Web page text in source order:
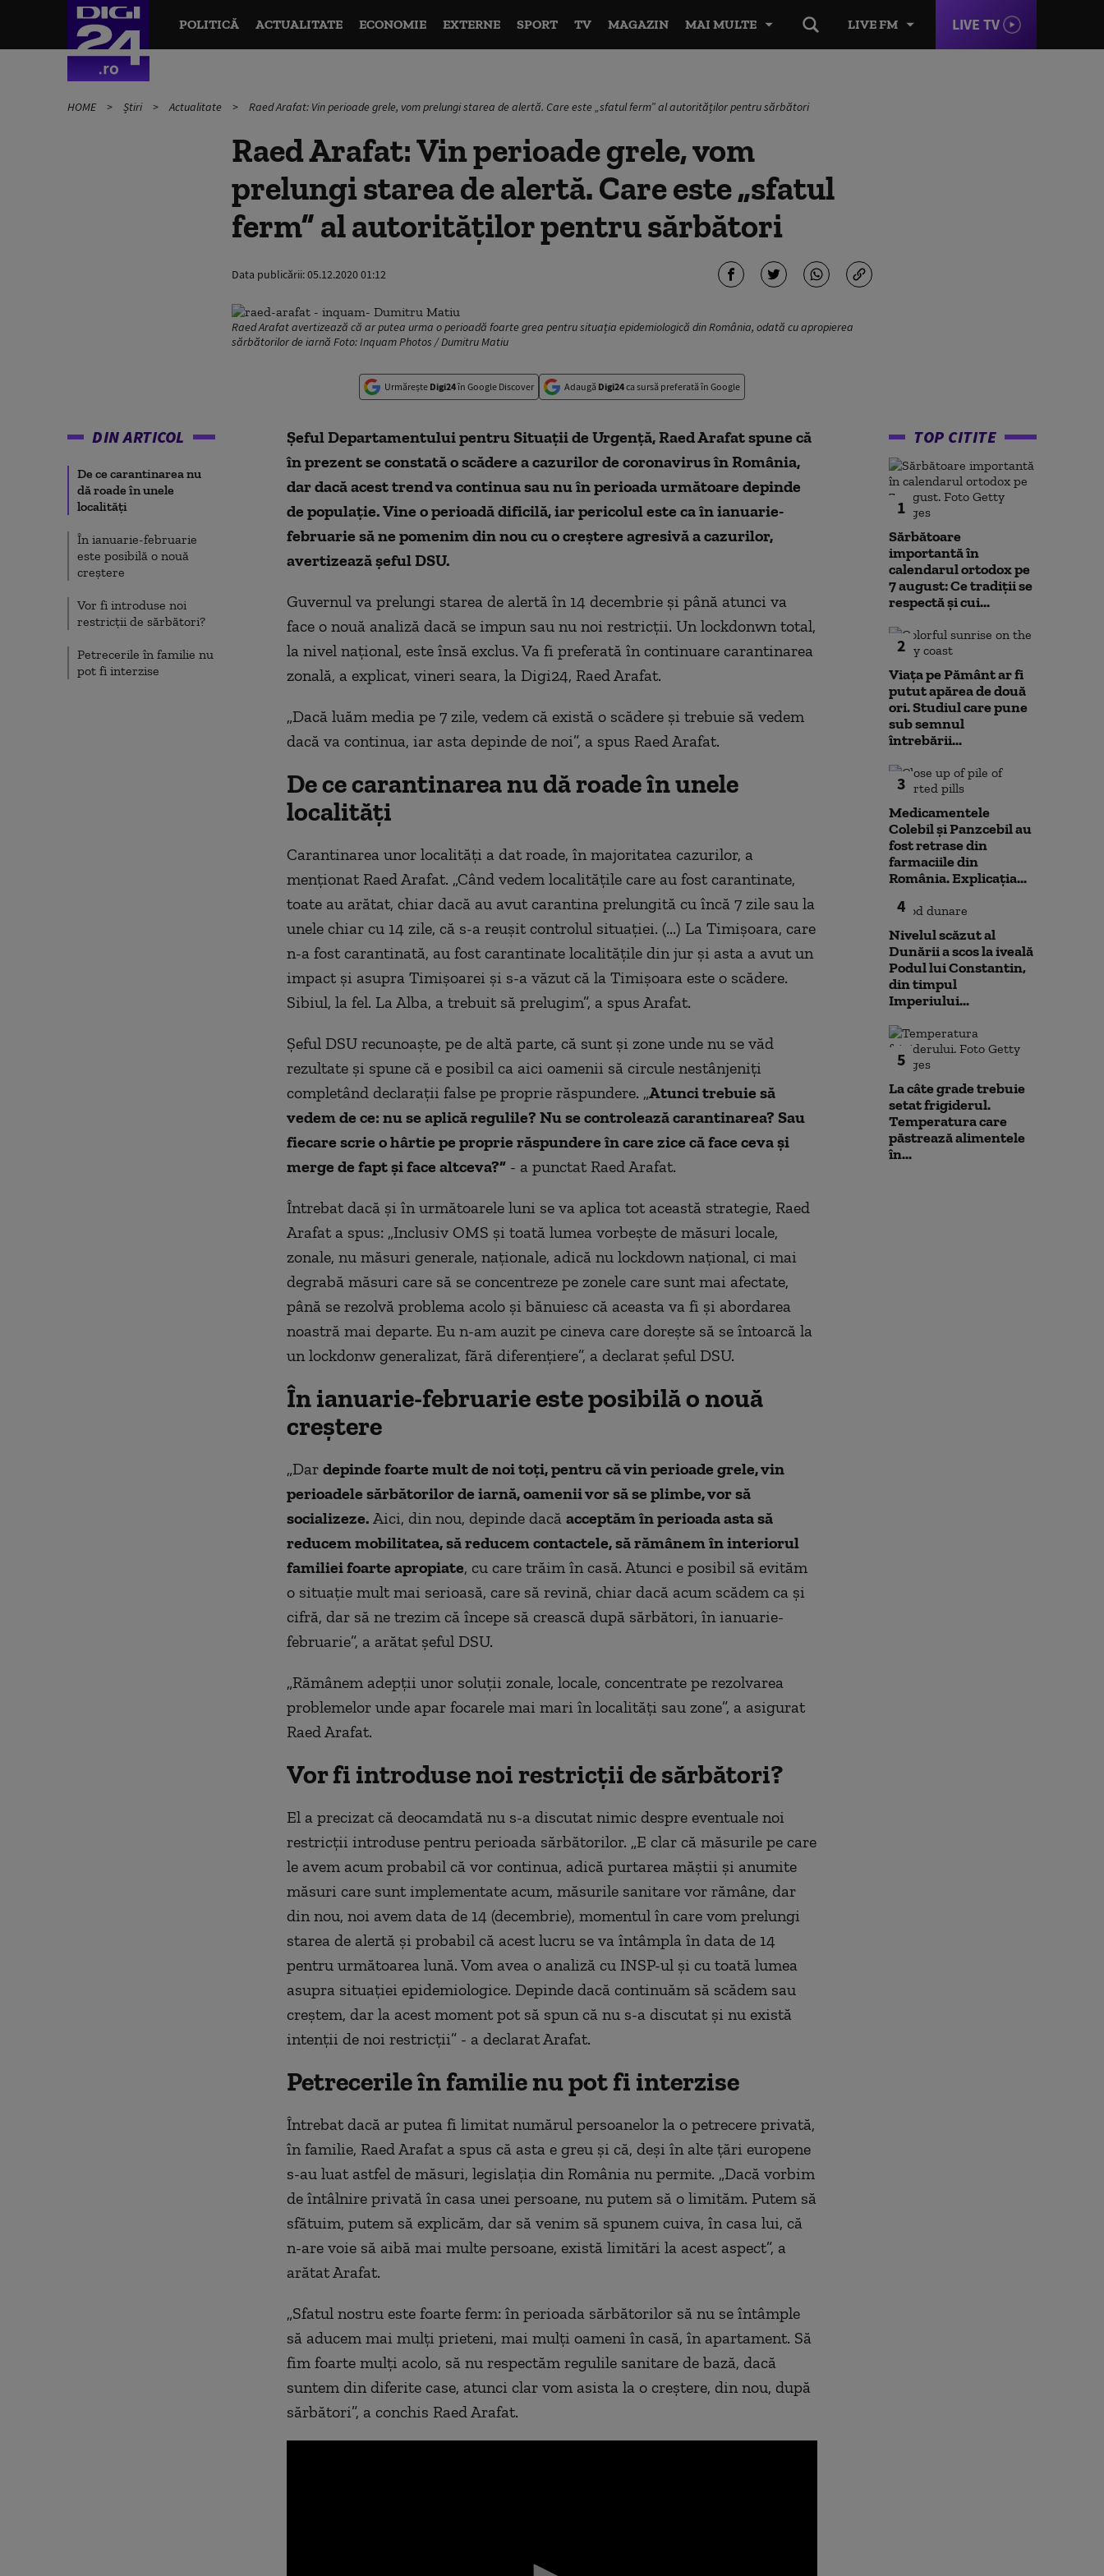
LIVE FM LIVE TV
POLITICĂ ACTUALITATE ECONOMIE EXTERNE SPORT TV MAGAZIN MAI MULTE
HOME Știri Actualitate Raed Arafat: Vin perioade grele, vom prelungi starea de alertă. Care este „sfatul ferm” al autorităților pentru sărbători
Raed Arafat: Vin perioade grele, vom
prelungi starea de alertă. Care este „sfatul
ferm” al autorităților pentru sărbători
Data publicării:05.12.2020 01:12
Raed Arafat avertizează că ar putea urma o perioadă foarte grea pentru situația epidemiologică din România, odată cu apropierea
sărbătorilor de iarnă Foto: Inquam Photos / Dumitru Matiu
Urmărește Digi24în Google Discover Adaugă Digi24ca sursă preferată în Google
DIN ARTICOL
De ce carantinarea nu
dă roade în unele
localități
În ianuarie-februarie
este posibilă o nouă
creștere
Vor fi introduse noi
restricții de sărbători?
Petrecerile în familie nu
pot fi interzise
Șeful Departamentului pentru Situații de Urgență, Raed Arafat spune că
în prezent se constată o scădere a cazurilor de coronavirus în România,
dar dacă acest trend va continua sau nu în perioada următoare depinde
de populație. Vine o perioadă dificilă, iar pericolul este ca în ianuarie-
februarie să ne pomenim din nou cu o creștere agresivă a cazurilor,
avertizează șeful DSU.
Guvernul va prelungi starea de alertă în 14 decembrie și până atunci va
face o nouă analiză dacă se impun sau nu noi restricții. Un lockdonwn total,
la nivel național, este însă exclus. Va fi preferată în continuare carantinarea
zonală, a explicat, vineri seara, la Digi24, Raed Arafat.
„Dacă luăm media pe 7 zile, vedem că există o scădere și trebuie să vedem
dacă va continua, iar asta depinde de noi”, a spus Raed Arafat.
De ce carantinarea nu dă roade în unele
localități
Carantinarea unor localități a dat roade, în majoritatea cazurilor, a
menționat Raed Arafat. „Când vedem localitățile care au fost carantinate,
toate au arătat, chiar dacă au avut carantina prelungită cu încă 7 zile sau la
unele chiar cu 14 zile, că s-a reușit controlul situației. (...) La Timișoara, care
n-a fost carantinată, au fost carantinate localitățile din jur și asta a avut un
impact și asupra Timișoarei și s-a văzut că la Timișoara este o scădere.
Sibiul, la fel. La Alba, a trebuit să prelugim”, a spus Arafat.
Șeful DSU recunoaște, pe de altă parte, că sunt și zone unde nu se văd
rezultate și spune că e posibil ca aici oamenii să circule nestânjeniți
completând declarații false pe proprie răspundere. „Atunci trebuie să
vedem de ce: nu se aplică regulile? Nu se controlează carantinarea? Sau
fiecare scrie o hârtie pe proprie răspundere în care zice că face ceva și
merge de fapt și face altceva?”- a punctat Raed Arafat.
Întrebat dacă și în următoarele luni se va aplica tot această strategie, Raed
Arafat a spus: „Inclusiv OMS și toată lumea vorbește de măsuri locale,
zonale, nu măsuri generale, naționale, adică nu lockdown național, ci mai
degrabă măsuri care să se concentreze pe zonele care sunt mai afectate,
până se rezolvă problema acolo și bănuiesc că aceasta va fi și abordarea
noastră mai departe. Eu n-am auzit pe cineva care dorește să se întoarcă la
un lockdonw generalizat, fără diferențiere”, a declarat șeful DSU.
În ianuarie-februarie este posibilă o nouă
creștere
„Dar depinde foarte mult de noi toți, pentru că vin perioade grele, vin
perioadele sărbătorilor de iarnă, oamenii vor să se plimbe, vor să
socializeze. Aici, din nou, depinde dacă acceptăm în perioada asta să
reducem mobilitatea, să reducem contactele, să rămânem în interiorul
familiei foarte apropiate, cu care trăim în casă. Atunci e posibil să evităm
o situație mult mai serioasă, care să revină, chiar dacă acum scădem ca și
cifră, dar să ne trezim că începe să crească după sărbători, în ianuarie-
februarie”, a arătat șeful DSU.
„Rămânem adepții unor soluții zonale, locale, concentrate pe rezolvarea
problemelor unde apar focarele mai mari în localități sau zone”, a asigurat
Raed Arafat.
Vor fi introduse noi restricții de sărbători?
El a precizat că deocamdată nu s-a discutat nimic despre eventuale noi
restricții introduse pentru perioada sărbătorilor. „E clar că măsurile pe care
le avem acum probabil că vor continua, adică purtarea măștii și anumite
măsuri care sunt implementate acum, măsurile sanitare vor rămâne, dar
din nou, noi avem data de 14 (decembrie), momentul în care vom prelungi
starea de alertă și probabil că acest lucru se va întâmpla în data de 14
pentru următoarea lună. Vom avea o analiză cu INSP-ul și cu toată lumea
asupra situației epidemiologice. Depinde dacă continuăm să scădem sau
creștem, dar la acest moment pot să spun că nu s-a discutat și nu există
intenții de noi restricții” - a declarat Arafat.
Petrecerile în familie nu pot fi interzise
Întrebat dacă ar putea fi limitat numărul persoanelor la o petrecere privată,
în familie, Raed Arafat a spus că asta e greu și că, deși în alte țări europene
s-au luat astfel de măsuri, legislația din România nu permite. „Dacă vorbim
de întâlnire privată în casa unei persoane, nu putem să o limităm. Putem să
sfătuim, putem să explicăm, dar să venim să spunem cuiva, în casa lui, că
n-are voie să aibă mai multe persoane, există limitări la acest aspect”, a
arătat Arafat.
„Sfatul nostru este foarte ferm: în perioada sărbătorilor să nu se întâmple
să aducem mai mulți prieteni, mai mulți oameni în casă, în apartament. Să
fim foarte mulți acolo, să nu respectăm regulile sanitare de bază, dacă
suntem din diferite case, atunci clar vom asista la o creștere, din nou, după
sărbători”, a conchis Raed Arafat.
TOP CITITE
1
Sărbătoare
importantă în
calendarul ortodox pe
7 august: Ce tradiții se
respectă și cui...
2
Viața pe Pământ ar fi
putut apărea de două
ori. Studiul care pune
sub semnul
întrebării...
3
Medicamentele
Colebil și Panzcebil au
fost retrase din
farmaciile din
România. Explicația...
4
Nivelul scăzut al
Dunării a scos la iveală
Podul lui Constantin,
din timpul
Imperiului...
5
La câte grade trebuie
setat frigiderul.
Temperatura care
păstrează alimentele
în...